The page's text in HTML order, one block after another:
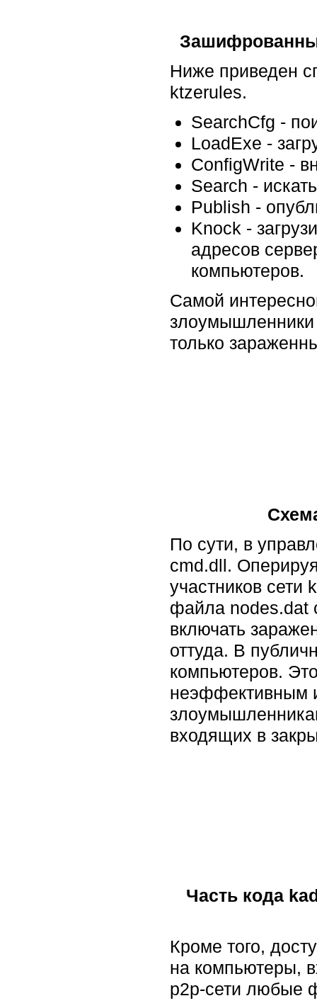
Ниже приведен
ktzerules.
SearchCfg -
LoadExe -
ConfigWrite -
Search -
Publish -
Knock -
адресов
компьютеров.
Самой
злоумышленники
только
По сути, в
cmd.dll.
участников сети
файла nodes.dat
включать
оттуда. В
компьютеров.
неэффективным
входящих в
Часть кода
Кроме того,
на компьютеры,
р2р-сети любые